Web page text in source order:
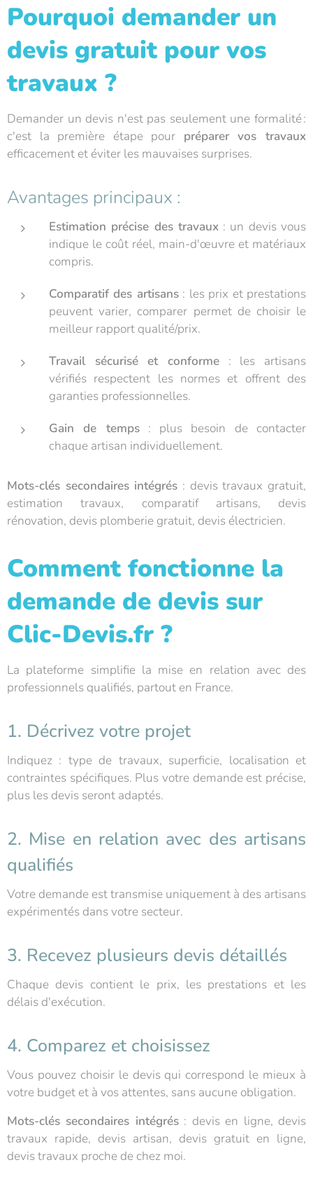
Pourquoi demander un
devis gratuit pour vos
travaux ?
Demander un devis n'est pas seulement une formalité :
c'est la première étape pour préparer vos travaux
efficacement et éviter les mauvaises surprises.
Avantages principaux :
Estimation précise des travaux: un devis vous
indique le coût réel, main-d'œuvre et matériaux
compris.
Comparatif des artisans: les prix et prestations
peuvent varier, comparer permet de choisir le
meilleur rapport qualité/prix.
Travail sécurisé et conforme : les artisans
vérifiés respectent les normes et offrent des
garanties professionnelles.
Gain de temps: plus besoin de contacter
chaque artisan individuellement.
Mots-clés secondaires intégrés : devis travaux gratuit,
estimation travaux, comparatif artisans, devis
rénovation, devis plomberie gratuit, devis électricien.
Comment fonctionne la
demande de devis sur
Clic-Devis.fr ?
La plateforme simplifie la mise en relation avec des
professionnels qualifiés, partout en France.
1. Décrivez votre projet
Indiquez : type de travaux, superficie, localisation et
contraintes spécifiques. Plus votre demande est précise,
plus les devis seront adaptés.
2. Mise en relation avec des artisans
qualifiés
Votre demande est transmise uniquement à des artisans
expérimentés dans votre secteur.
3. Recevez plusieurs devis détaillés
Chaque devis contient le prix, les prestations et les
délais d'exécution.
4. Comparez et choisissez
Vous pouvez choisir le devis qui correspond le mieux à
votre budget et à vos attentes, sans aucune obligation.
Mots-clés secondaires intégrés: devis en ligne, devis
travaux rapide, devis artisan, devis gratuit en ligne,
devis travaux proche de chez moi.